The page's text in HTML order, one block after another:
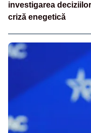
investigarea
criză enegetică